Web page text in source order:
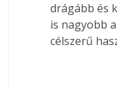
drágább és
is nagyobb
célszerű